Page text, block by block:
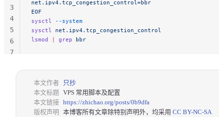
net.ipv4.tcp_congestion_control=bbr
EOF
sysctl --system
sysctl net.ipv4.tcp_congestion_control
lsmod
grep bbr
3
4
5
6
7
本文作者
只抄
本文标题 VPS 常用脚本及配置
本文链接 https://zhichao.org/posts/0b9dfa
版权声明
本博客所有文章除特别声明外，均采用 CC BY-NC-SA